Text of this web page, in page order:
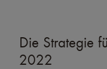
Die Strategie
2022